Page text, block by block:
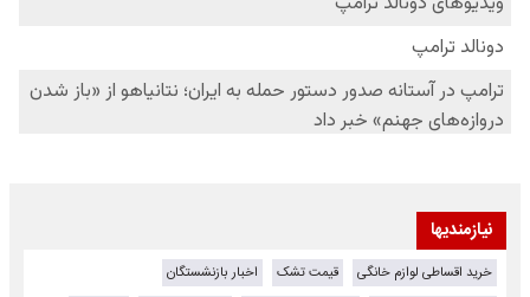
نیازمندیها
خرید اقساطی لوازم خانگی قیمت تشک
اخبار بازنشستگان